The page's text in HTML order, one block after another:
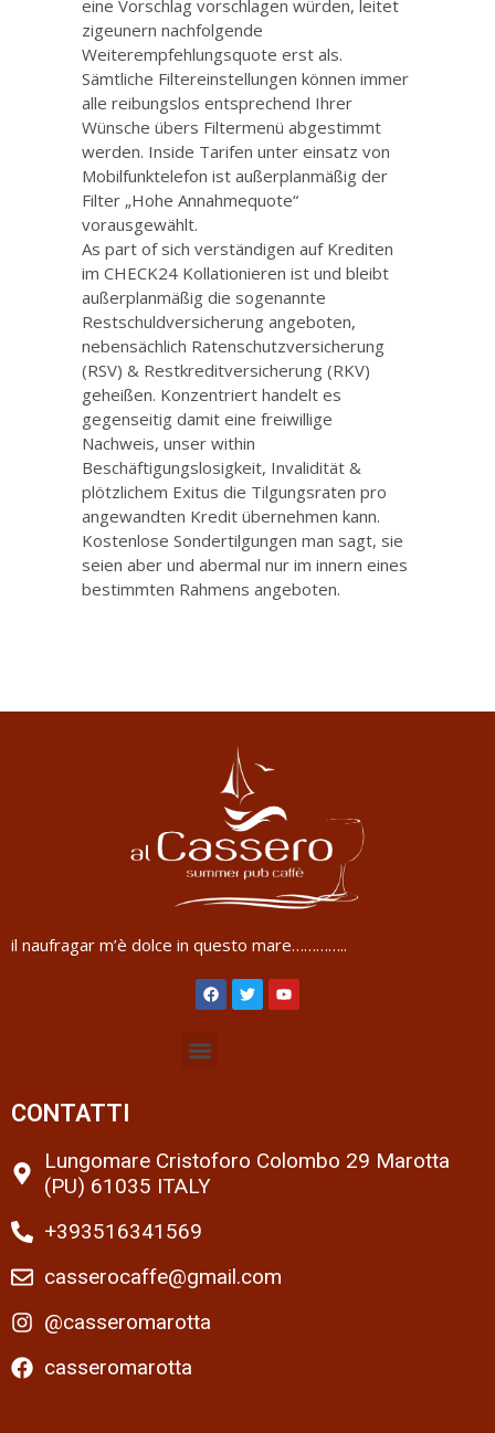
eine Vorschlag vorschlagen würden, leitet
zigeunern nachfolgende
Weiterempfehlungsquote erst als.
Sämtliche Filtereinstellungen können immer
alle reibungslos entsprechend Ihrer
Wünsche übers Filtermenü abgestimmt
werden. Inside Tarifen unter einsatz von
Mobilfunktelefon ist außerplanmäßig der
Filter „Hohe Annahmequote“
vorausgewählt.
As part of sich verständigen auf Krediten
im CHECK24 Kollationieren ist und bleibt
außerplanmäßig die sogenannte
Restschuldversicherung angeboten,
nebensächlich Ratenschutzversicherung
(RSV) & Restkreditversicherung (RKV)
geheißen. Konzentriert handelt es
gegenseitig damit eine freiwillige
Nachweis, unser within
Beschäftigungslosigkeit, Invalidität &
plötzlichem Exitus die Tilgungsraten pro
angewandten Kredit übernehmen kann.
Kostenlose Sondertilgungen man sagt, sie
seien aber und abermal nur im innern eines
bestimmten Rahmens angeboten.
il naufragar m’è dolce in questo mare…………..
CONTATTI
Lungomare Cristoforo Colombo 29 Marotta
(PU) 61035 ITALY
+393516341569
casserocaffe@gmail.com
@casseromarotta
casseromarotta